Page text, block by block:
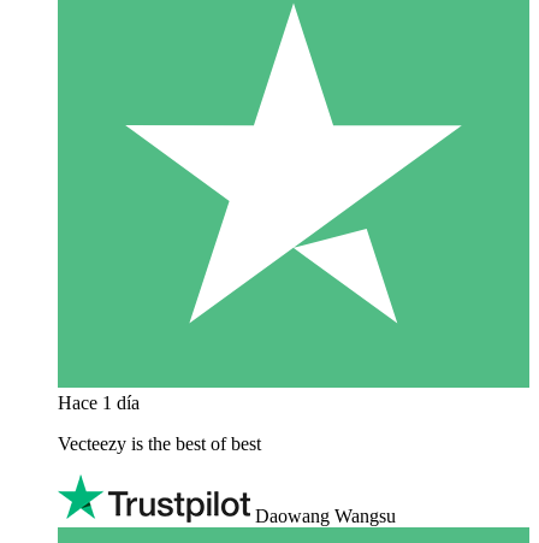
Hace 1 día
Vecteezy is the best of best
Daowang Wangsu